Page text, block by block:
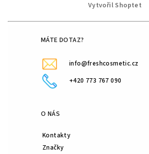
Vytvořil Shoptet
MÁTE DOTAZ?
info@freshcosmetic.cz
+420 773 767 090
O NÁS
Kontakty
Značky